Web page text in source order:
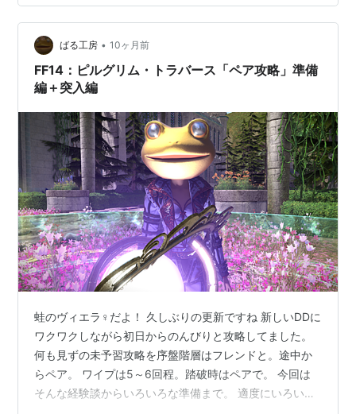
は一番楽しい！これまでのディープダンジョンに比べ
て、 確かに難易度は少し低めかもしれないけど、 そのぶ
んテンポが良くて周回しやすく、敵の配置もバランスが
いい！とにかく“遊びやすい”のが今回の魅力。 「また
潜…
ばる工房 • 10ヶ月前
FF14：ピルグリム・トラバース「ペア攻略」準備
編＋突入編
蛙のヴィエラ♀だよ！ 久しぶりの更新ですね 新しいDDに
ワクワクしながら初日からのんびりと攻略してました。
何も見ずの未予習攻略を序盤階層はフレンドと。途中か
らペア。 ワイプは5～6回程。踏破時はペアで。 今回は
そんな経験談からいろいろな準備まで。 適度にいろいろ